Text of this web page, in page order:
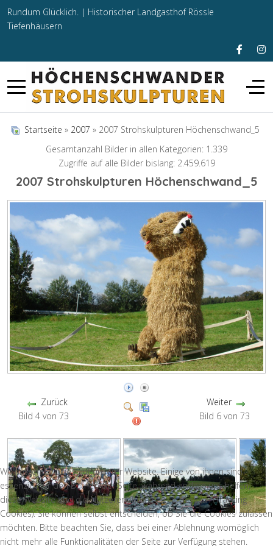
Rundum Glücklich. | Historischer Landgasthof Rössle
Tiefenhäusern
Startseite » 2007 » 2007 Strohskulpturen Höchenschwand_5
Gesamtanzahl Bilder in allen Kategorien: 1.339
Zugriffe auf alle Bilder bislang: 2.459.619
2007 Strohskulpturen Höchenschwand_5
Zurück
Bild 4 von 73
Weiter
Bild 6 von 73
Wir nutzen Cookies auf unserer Website. Einige von ihnen sind
essenziell für den Betrieb der Seite, während andere uns helfen,
diese Website und die Nutzererfahrung zu verbessern (Tracking
Cookies). Sie können selbst entscheiden, ob Sie die Cookies zulassen
möchten. Bitte beachten Sie, dass bei einer Ablehnung womöglich
nicht mehr alle Funktionalitäten der Seite zur Verfügung stehen.